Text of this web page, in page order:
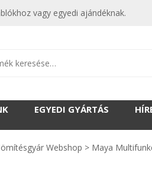
vagy egyedi ajándéknak.
EGYEDI GYÁRTÁS
Webshop > Maya